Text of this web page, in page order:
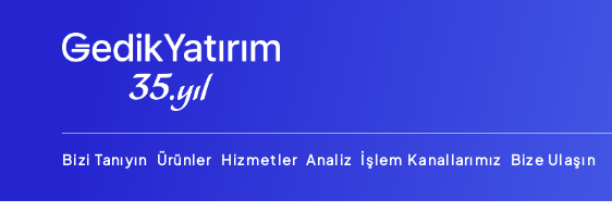
Bizi Tanıyın Ürünler Hizmetler Analiz İşlem Kanallarımız Bize Ulaşın